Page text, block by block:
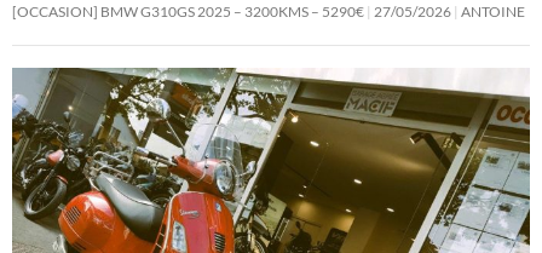
[OCCASION] BMW G310GS 2025 – 3200KMS – 5290€ 27/05/2026 ANTOINE